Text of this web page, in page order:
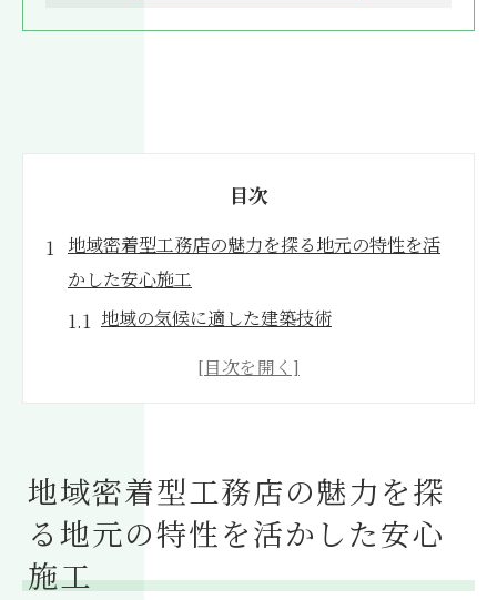
目次
地域密着型工務店の魅力を探る地元の特性を活
かした安心施工
地域の気候に適した建築技術
地元の材料を活用した環境配慮住宅
地盤特性を踏まえた堅牢な基礎作り
地域文化を取り入れたデザインの魅力
地元の実績が光る地域密着型工務店の信頼性の
見極め方
地域密着型工務店の魅力を探
る地元の特性を活かした安心
施工